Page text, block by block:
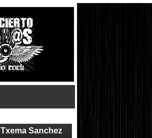
Txema Sanchez